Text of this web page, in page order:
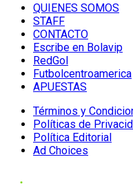
QUIENES SOMOS
STAFF
CONTACTO
Escribe en Bolavip
RedGol
Futbolcentroamerica
APUESTAS
Términos y
Políticas de
Política Editorial
Ad Choices